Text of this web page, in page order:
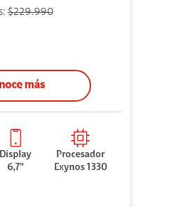
$229.990
más
Display
6,7"
Procesador
Exynos 1330